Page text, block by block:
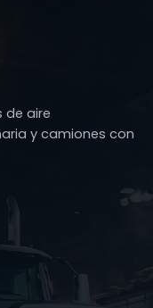
de aire
y camiones con